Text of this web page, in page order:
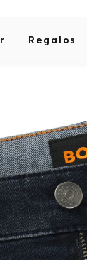
Regalos